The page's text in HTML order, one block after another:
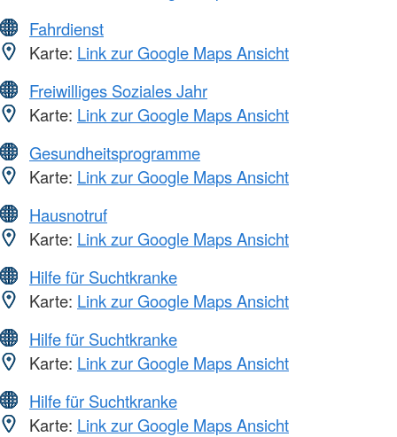
Fahrdienst
Karte: Link zur Google Maps Ansicht
Freiwilliges Soziales Jahr
Karte: Link zur Google Maps Ansicht
Gesundheitsprogramme
Karte: Link zur Google Maps Ansicht
Hausnotruf
Karte: Link zur Google Maps Ansicht
Hilfe für Suchtkranke
Karte: Link zur Google Maps Ansicht
Hilfe für Suchtkranke
Karte: Link zur Google Maps Ansicht
Hilfe für Suchtkranke
Karte: Link zur Google Maps Ansicht